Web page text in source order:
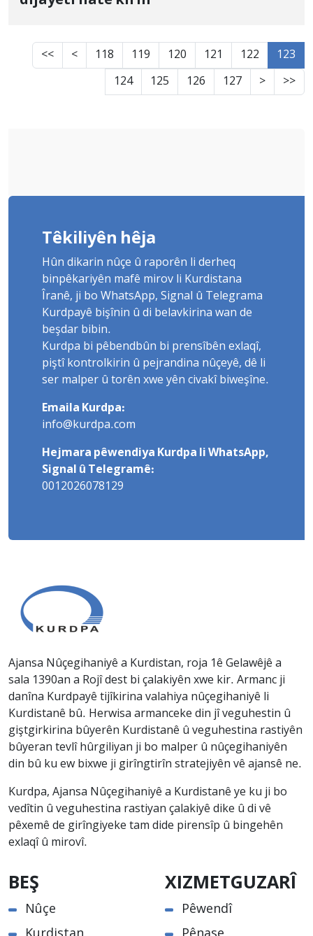
<< < 118 119 120 121 122
123
124
125 126 127 > >>
Têkiliyên hêja
Hûn dikarin nûçe û raporên li derheq
binpêkariyên mafê mirov li Kurdistana
Îranê, ji bo WhatsApp, Signal û Telegrama
Kurdpayê bişînin û di belavkirina wan de
beşdar bibin.
Kurdpa bi pêbendbûn bi prensîbên exlaqî,
piştî kontrolkirin û pejrandina nûçeyê, dê li
ser malper û torên xwe yên civakî biweşîne.
Emaila Kurdpa:
info@kurdpa.com
Hejmara pêwendiya Kurdpa li WhatsApp,
Signal û Telegramê:
0012026078129
Ajansa Nûçegihaniyê a Kurdistan, roja 1ê Gelawêjê a
sala 1390an a Rojî dest bi çalakiyên xwe kir. Armanc ji
danîna Kurdpayê tijîkirina valahiya nûçegihaniyê li
Kurdistanê bû. Herwisa armanceke din jî veguhestin û
giştgirkirina bûyerên Kurdistanê û veguhestina rastiyên
bûyeran tevlî hûrgiliyan ji bo malper û nûçegihaniyên
din bû ku ew bixwe ji girîngtirîn stratejiyên vê ajansê ne.
Kurdpa, Ajansa Nûçegihaniyê a Kurdistanê ye ku ji bo
vedîtin û veguhestina rastiyan çalakiyê dike û di vê
pêxemê de girîngiyeke tam dide pirensîp û bingehên
exlaqî û mirovî.
BEŞ
Nûçe
XIZMETGUZARÎ
Pêwendî